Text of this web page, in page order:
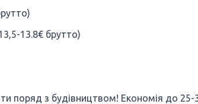
13.8€ брутто)
поряд з будівництвом! Економія до 25-